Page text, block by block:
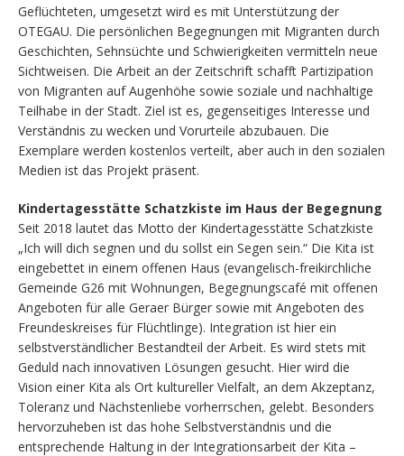
Geflüchteten, umgesetzt wird es mit Unterstützung der
OTEGAU. Die persönlichen Begegnungen mit Migranten durch
Geschichten, Sehnsüchte und Schwierigkeiten vermitteln neue
Sichtweisen. Die Arbeit an der Zeitschrift schafft Partizipation
von Migranten auf Augenhöhe sowie soziale und nachhaltige
Teilhabe in der Stadt. Ziel ist es, gegenseitiges Interesse und
Verständnis zu wecken und Vorurteile abzubauen. Die
Exemplare werden kostenlos verteilt, aber auch in den sozialen
Medien ist das Projekt präsent.
Kindertagesstätte Schatzkiste im Haus der Begegnung
Seit 2018 lautet das Motto der Kindertagesstätte Schatzkiste
„Ich will dich segnen und du sollst ein Segen sein.“ Die Kita ist
eingebettet in einem offenen Haus (evangelisch-freikirchliche
Gemeinde G26 mit Wohnungen, Begegnungscafé mit offenen
Angeboten für alle Geraer Bürger sowie mit Angeboten des
Freundeskreises für Flüchtlinge). Integration ist hier ein
selbstverständlicher Bestandteil der Arbeit. Es wird stets mit
Geduld nach innovativen Lösungen gesucht. Hier wird die
Vision einer Kita als Ort kultureller Vielfalt, an dem Akzeptanz,
Toleranz und Nächstenliebe vorherrschen, gelebt. Besonders
hervorzuheben ist das hohe Selbstverständnis und die
entsprechende Haltung in der Integrationsarbeit der Kita –